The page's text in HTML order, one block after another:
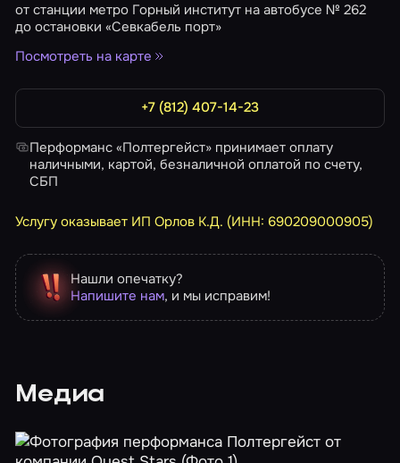
от станции метро Горный институт на автобусе № 262
до остановки «Севкабель порт»
Посмотреть на карте
+7 (812) 407-14-23
Перформанс «Полтергейст» принимает оплату
наличными, картой, безналичной оплатой по счету,
СБП
Услугу оказывает ИП Орлов К.Д. (ИНН: 690209000905)
Нашли опечатку?
Напишите нам, и мы исправим!
Медиа